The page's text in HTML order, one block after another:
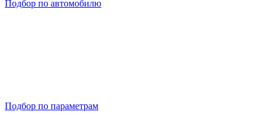
Подбор по автомобилю
Подбор по параметрам